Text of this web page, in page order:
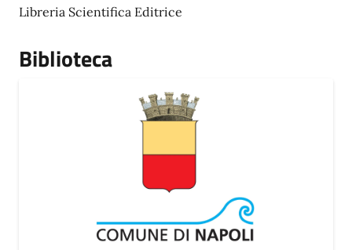
Libreria Scientifica Editrice
Biblioteca